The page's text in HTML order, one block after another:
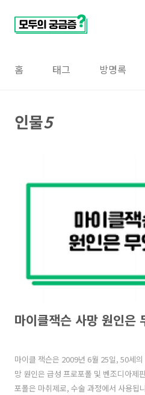
홈 태그 방명록
인물5
마이클잭슨 사망 원인은
마이클 잭슨은 2009년 6월 25일, 50세
망 원인은 급성 프로포폴 및 벤조디아제
포폴은 마취제로, 수술 과정에서 사용됩